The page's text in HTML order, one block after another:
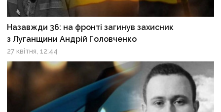
Назавжди 36: на фронті загинув захисник
з Луганщини Андрій Головченко
27 квітня, 12:44